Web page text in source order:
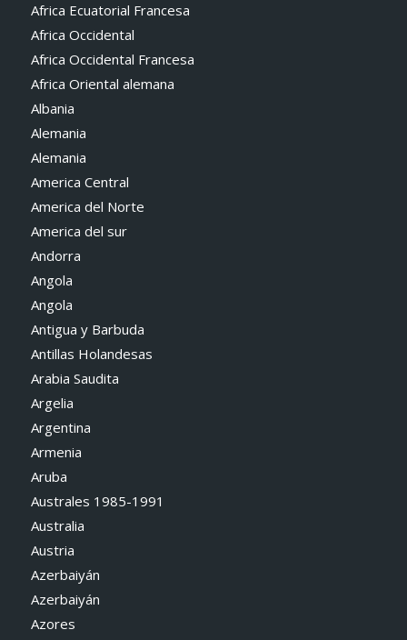
Africa Ecuatorial Francesa
Africa Occidental
Africa Occidental Francesa
Africa Oriental alemana
Albania
Alemania
Alemania
America Central
America del Norte
America del sur
Andorra
Angola
Angola
Antigua y Barbuda
Antillas Holandesas
Arabia Saudita
Argelia
Argentina
Armenia
Aruba
Australes 1985-1991
Australia
Austria
Azerbaiyán
Azerbaiyán
Azores